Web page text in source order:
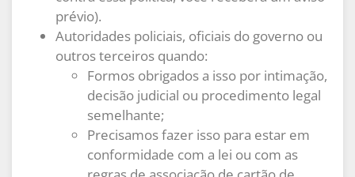
prévio).
Autoridades policiais, oficiais do governo ou
outros terceiros quando:
Formos obrigados a isso por intimação,
decisão judicial ou procedimento legal
semelhante;
Precisamos fazer isso para estar em
conformidade com a lei ou com as